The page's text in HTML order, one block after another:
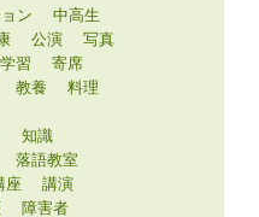
ン
中高生
公演
写真
学習
寄席
教養
料理
知識
落語教室
座
講演
障害者